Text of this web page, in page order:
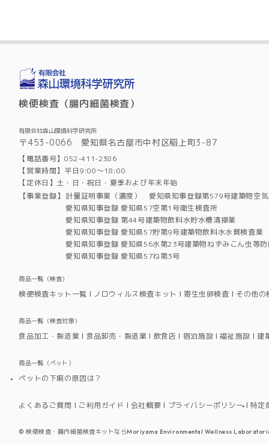
検便検査（腸内細菌検査）
有限会社森山環境科学研究所
〒453-0066 愛知県名古屋市中村区稲上町3-87
【電話番号】052-411-2386
【営業時間】平日9:00～18:00
【定休日】土・日・祝日・夏季および年末年始
【事業登録】 計量証明事業（濃度） 愛知県知事登録第579号建築物空
愛知県知事登録 愛知県57空第1号衛生検査所
愛知県知事登録 第44号建築物飲料水貯水槽清掃業
愛知県知事登録 愛知県57貯第9号建築物飲料水水質検査業
愛知県知事登録 愛知県56水第23号建築物ねずみこん虫等
愛知県知事登録 愛知県57ね第3号
商品一覧（検査）
検便検査キット一覧 ノロウィルス検査キット 寄生虫卵検査 その他の
商品一覧（検査対象）
食品加工・製造業 食品卸売・製造業 飲食店 宿泊施設 福祉施設 建
商品一覧（ペット）
ペットの下痢の原因は？
よくあるご質問 ご利用ガイド 会社概要 プライバシーポリシー 特定
©検便検査・腸内細菌検査キットならMoriyama Environmental Wellness